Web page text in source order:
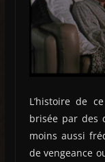
L’histoire de
brisée par des
moins aussi
de vengeance